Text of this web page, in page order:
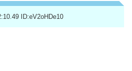
ID:eV2oHDe10